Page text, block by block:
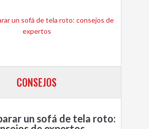
CONSEJOS
un sofá de tela roto: